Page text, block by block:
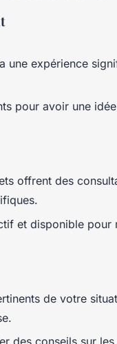
une expérience
pour avoir une
offrent des
et disponible pour
de votre
des conseils sur